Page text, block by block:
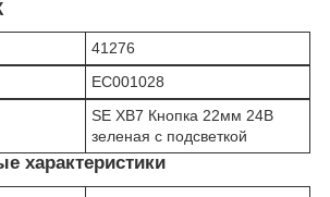
41276
EC001028
SE XB7 Кнопка 22мм 24В
зеленая с подсветкой
характеристики